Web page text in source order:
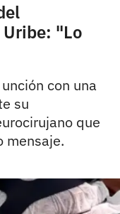
"Lo
con una
su
que
mensaje.